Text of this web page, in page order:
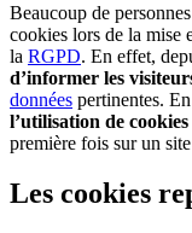
Beaucoup de
cookies lors de la mise
la RGPD. En effet,
d’informer les
données pertinentes.
l’utilisation de cookies
première fois sur un
Les cookies